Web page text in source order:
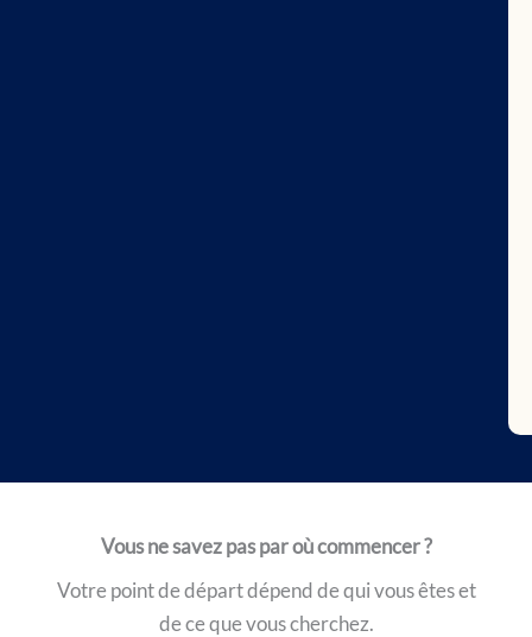
Vous ne savez pas par où commencer ?
Votre point de départ dépend de qui vous êtes et
de ce que vous cherchez.